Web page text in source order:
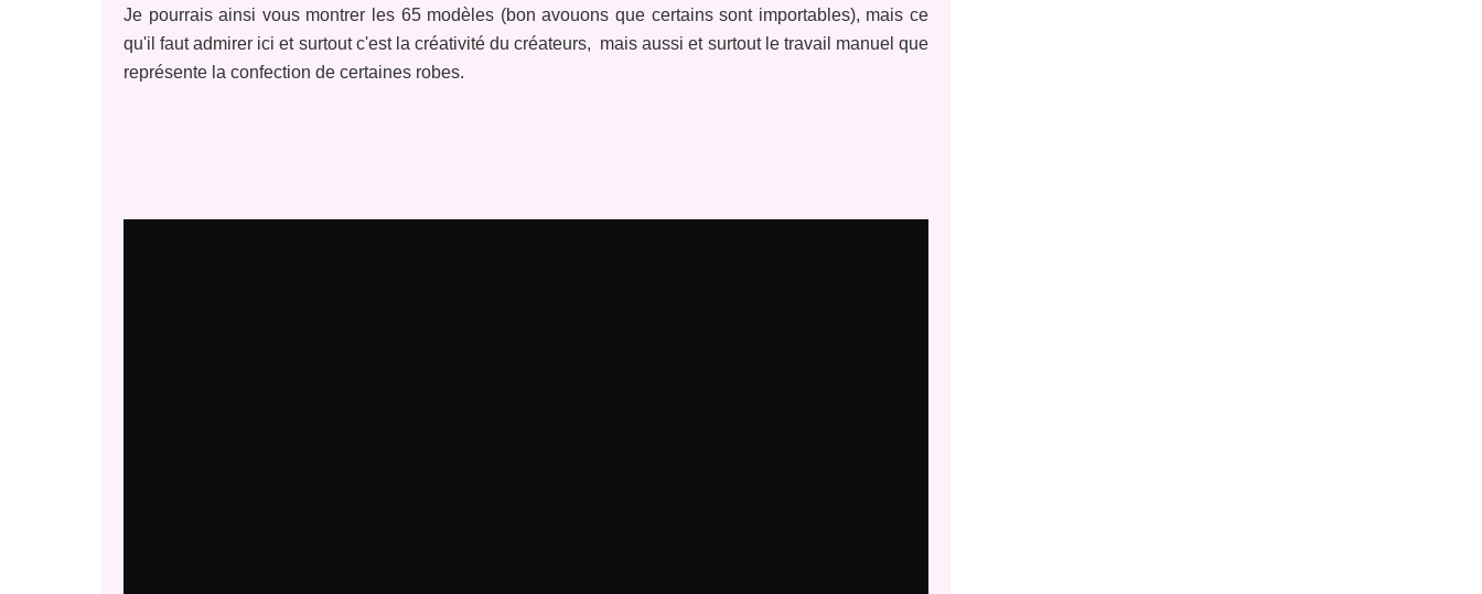
Je pourrais ainsi vous montrer les 65 modèles (bon avouons que certains sont importables), mais ce
qu'il faut admirer ici et surtout c'est la créativité du créateurs, mais aussi et surtout le travail manuel que
représente la confection de certaines robes.